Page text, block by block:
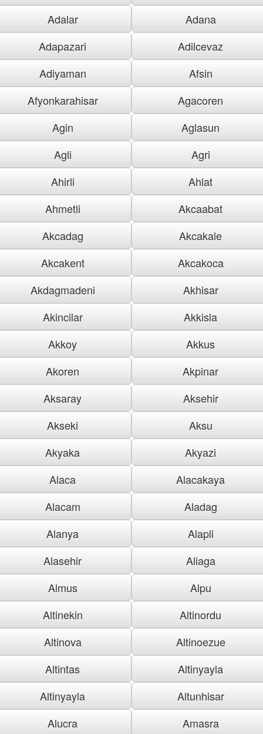
Adalar
Adana
Adapazari
Adilcevaz
Adiyaman
Afsin
Afyonkarahisar
Agacoren
Agin
Aglasun
Agli
Agri
Ahirli
Ahlat
Ahmetli
Akcaabat
Akcadag
Akcakale
Akcakent
Akcakoca
Akdagmadeni
Akhisar
Akincilar
Akkisla
Akkoy
Akkus
Akoren
Akpinar
Aksaray
Aksehir
Akseki
Aksu
Akyaka
Akyazi
Alaca
Alacakaya
Alacam
Aladag
Alanya
Alapli
Alasehir
Aliaga
Almus
Alpu
Altinekin
Altinordu
Altinova
Altinoezue
Altintas
Altinyayla
Altinyayla
Altunhisar
Alucra
Amasra